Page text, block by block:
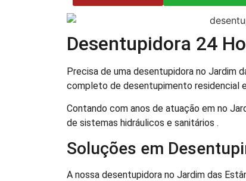
Desentupidora 24
Precisa de uma desentupidora no Jardim
completo de desentupimento residencial
Contando com anos de atuação em no
de sistemas hidráulicos e sanitários .
Soluções em
A nossa desentupidora no Jardim das